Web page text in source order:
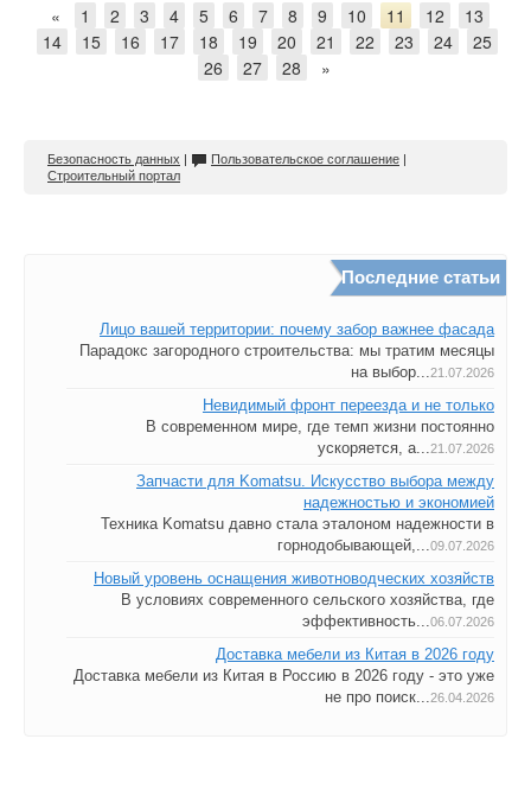
« 1 2 3 4 5 6 7 8 9 10 11 12
13
14
15 16 17 18 19 20 21 22 23 24
25
26
27 28 »
Безопасность данных | Пользовательское соглашение |
Строительный портал
Последние статьи
Лицо вашей территории: почему забор важнее фасада
Парадокс загородного строительства: мы тратим месяцы
на выбор...21.07.2026
Невидимый фронт переезда и не только
В современном мире, где темп жизни постоянно
ускоряется, а...21.07.2026
Запчасти для Komatsu. Искусство выбора между
надежностью и экономией
Техника Komatsu давно стала эталоном надежности в
горнодобывающей,...09.07.2026
Новый уровень оснащения животноводческих хозяйств
В условиях современного сельского хозяйства, где
эффективность...06.07.2026
Доставка мебели из Китая в 2026 году
Доставка мебели из Китая в Россию в 2026 году - это уже
не про поиск...26.04.2026